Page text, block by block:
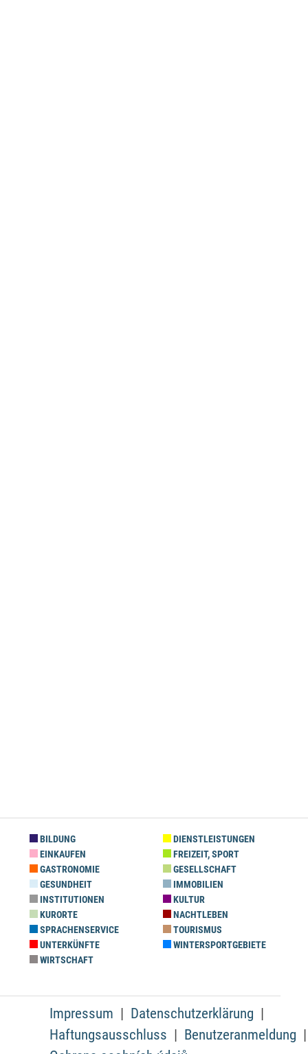
BILDUNG
DIENSTLEISTUNGEN
EINKAUFEN
FREIZEIT, SPORT
GASTRONOMIE
GESELLSCHAFT
GESUNDHEIT
IMMOBILIEN
INSTITUTIONEN
KULTUR
KURORTE
NACHTLEBEN
SPRACHENSERVICE
TOURISMUS
UNTERKÜNFTE
WINTERSPORTGEBIETE
WIRTSCHAFT
Impressum
Datenschutzerklärung
Haftungsausschluss
Benutzeranmeldung